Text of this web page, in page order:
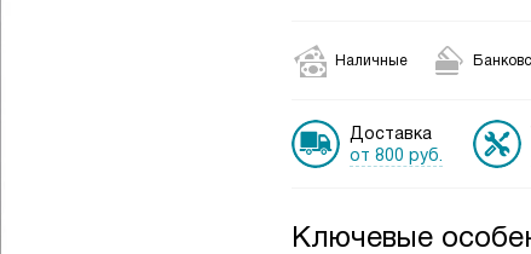
Наличные
Доставка
от 800 руб.
Ключевые